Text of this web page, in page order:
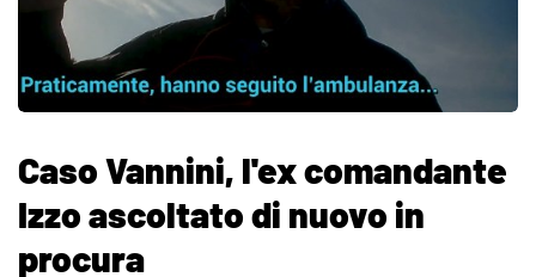
Caso Vannini, l'ex comandante
Izzo ascoltato di nuovo in
procura